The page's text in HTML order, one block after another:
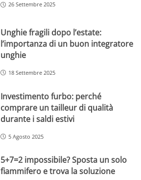
26 Settembre 2025
Unghie fragili dopo l’estate:
l’importanza di un buon integratore
unghie
18 Settembre 2025
Investimento furbo: perché
comprare un tailleur di qualità
durante i saldi estivi
5 Agosto 2025
5+7=2 impossibile? Sposta un solo
fiammifero e trova la soluzione